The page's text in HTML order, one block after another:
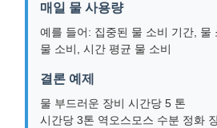
매일 물 사용량
예를 들어: 집중된 물 소비 기간, 물
물 소비, 시간 평균 물 소비
결론 예제
물 부드러운 장비 시간당 5 톤
시간당 3톤 역오스모스 수분 정화